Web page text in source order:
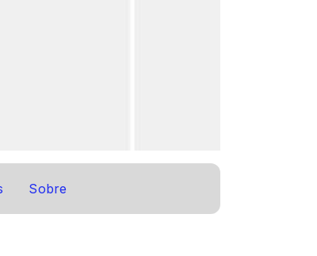
Sobre